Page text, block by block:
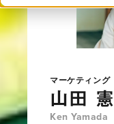
マーケティング
山田 憲
Ken Yamada